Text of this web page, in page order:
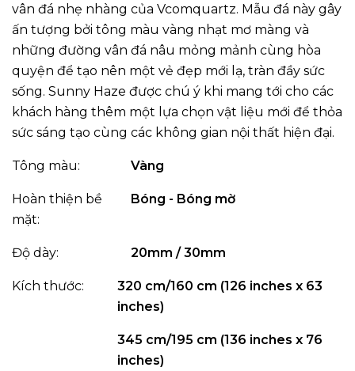
vân đá nhẹ nhàng của Vcomquartz. Mẫu đá này gây
ấn tượng bởi tông màu vàng nhạt mơ màng và
những đường vân đá nâu mỏng mảnh cùng hòa
quyện để tạo nên một vẻ đẹp mới lạ, tràn đầy sức
sống. Sunny Haze được chú ý khi mang tới cho các
khách hàng thêm một lựa chọn vật liệu mới để thỏa
sức sáng tạo cùng các không gian nội thất hiện đại.
Tông màu: Vàng
Hoàn thiện bề
mặt:
Bóng - Bóng mờ
Độ dày: 20mm / 30mm
Kích thước:
320 cm/160 cm (126 inches x 63
inches)
345 cm/195 cm (136 inches x 76
inches)